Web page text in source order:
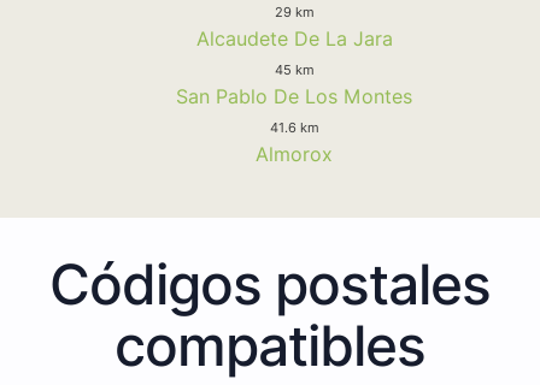
29 km
Alcaudete De La Jara
45 km
San Pablo De Los Montes
41.6 km
Almorox
Códigos postales
compatibles